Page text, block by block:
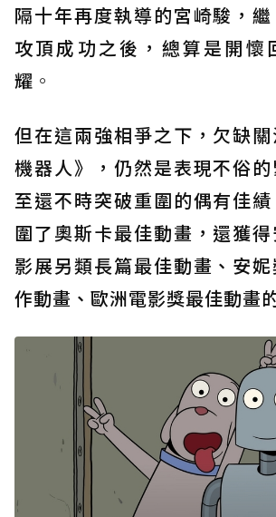
隔十年再度執導的宮崎駿，繼
攻頂成功之後，總算是開懷
耀 。
但在這兩強相爭之下，欠缺
機器人》，仍然是表現不俗
至還不時突破重圍的偶有佳
圍了奧斯卡最佳動畫，還獲
影展另類長篇最佳動畫、安
作動畫、歐洲電影獎最佳動畫